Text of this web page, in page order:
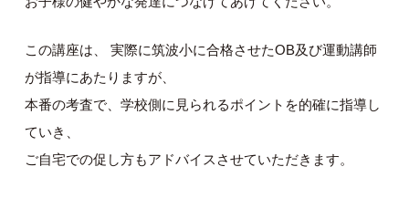
この講座は、 実際に筑波小に合格させたOB及び運動講師
が指導にあたりますが、
本番の考査で、学校側に見られるポイントを的確に指導し
ていき、
ご自宅での促し方もアドバイスさせていただきます。